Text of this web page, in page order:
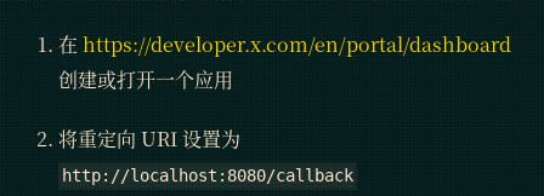
在 https://developer.x.com/en/portal/dashboard
创建或打开一个应用
将重定向 URI 设置为
http://localhost:8080/callback